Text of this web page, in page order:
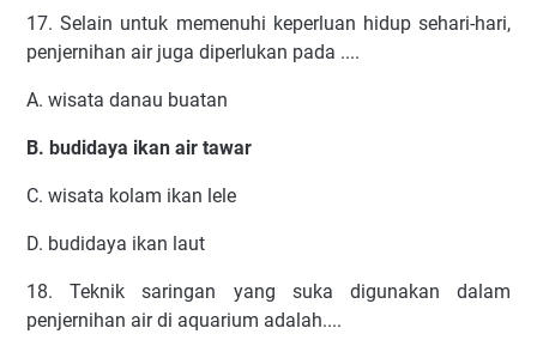
17. Selain untuk memenuhi keperluan hidup sehari-hari,
penjernihan air juga diperlukan pada ....
A. wisata danau buatan
B. budidaya ikan air tawar
C. wisata kolam ikan lele
D. budidaya ikan laut
18. Teknik saringan yang suka digunakan dalam
penjernihan air di aquarium adalah....